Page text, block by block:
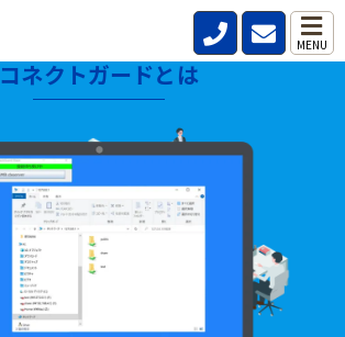
MENU
コネクトガードとは